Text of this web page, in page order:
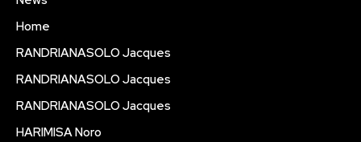
Home
RANDRIANASOLO Jacques
RANDRIANASOLO Jacques
RANDRIANASOLO Jacques
HARIMISA Noro